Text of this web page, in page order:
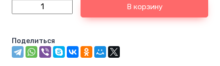
В корзину
Поделиться